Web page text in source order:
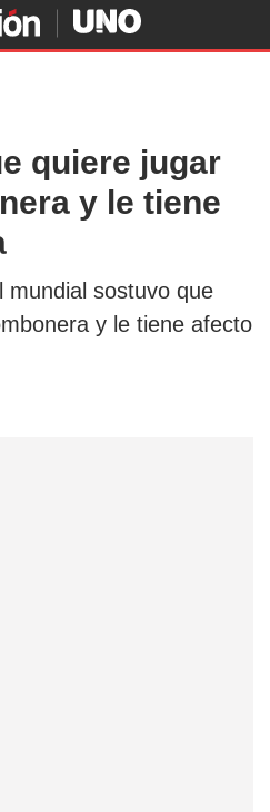
quiere jugar
y le tiene
mundial sostuvo que
y le tiene afecto